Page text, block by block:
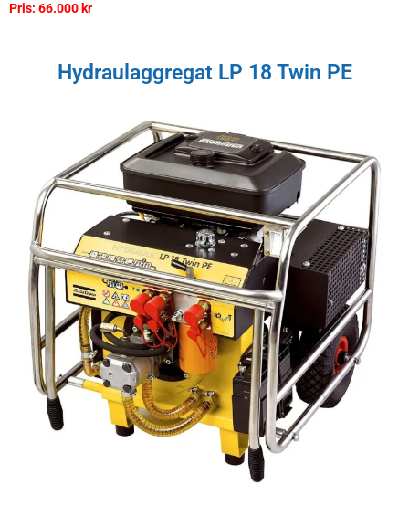
Pris: 66.000 kr
Hydraulaggregat LP 18 Twin PE